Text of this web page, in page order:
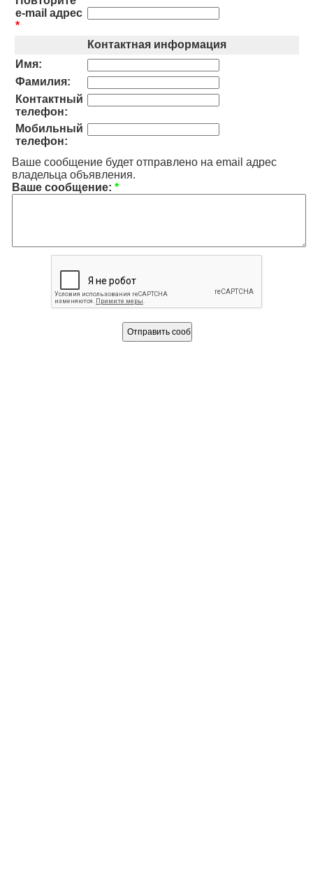
e-mail адрес
*
Контактная информация
Имя:
Фамилия:
Контактный
телефон:
Мобильный
телефон:
Ваше сообщение будет отправлено на email адрес
владельца объявления.
Ваше сообщение: *